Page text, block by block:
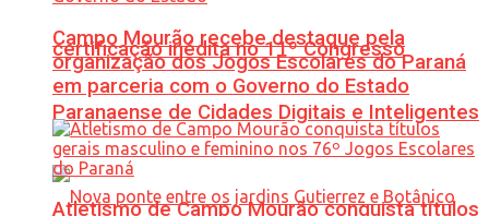
certificação inédita no 11º Congresso
Paranaense de Cidades Digitais e Inteligentes
Campo Mourão recebe destaque pela
organização dos Jogos Escolares do Paraná
em parceria com o Governo do Estado
Atletismo de Campo Mourão conquista títulos